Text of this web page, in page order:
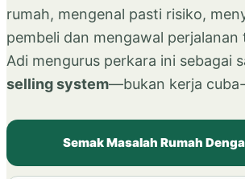
rumah, mengenal pasti risiko,
pembeli dan mengawal perjalanan
Adi mengurus perkara ini sebagai
selling system—bukan kerja
Semak Masalah Rumah